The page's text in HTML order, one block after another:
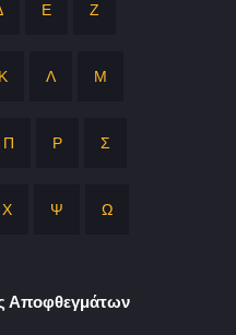
Ε Ζ
Κ Λ Μ
Π Ρ Σ
Χ Ψ Ω
Αποφθεγμάτων